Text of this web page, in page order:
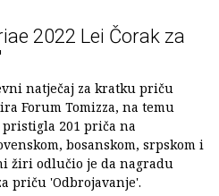
2022 Lei Čorak za
natječaj za kratku priču
Forum Tomizza, na temu
pristigla 201 priča na
bosanskom, srpskom i
žiri odlučio je da nagradu
priču 'Odbrojavanje'.